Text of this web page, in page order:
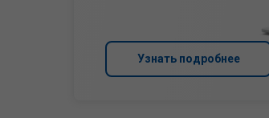
Узнать подробнее